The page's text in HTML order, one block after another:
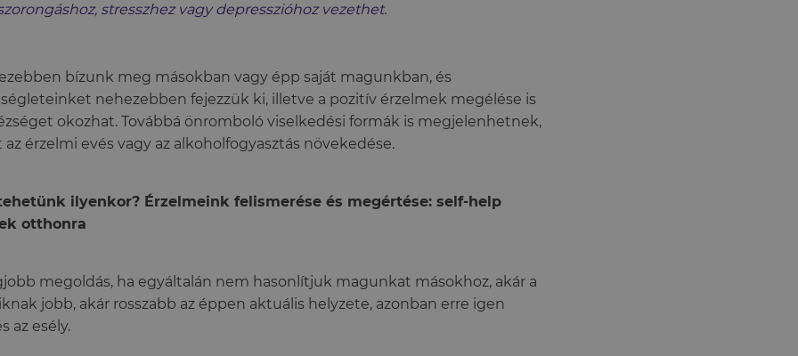
stresszhez vagy depresszióhoz vezethet.
bízunk meg másokban vagy épp saját magunkban, és
nehezebben fejezzük ki, illetve a pozitív érzelmek megélése is
okozhat. Továbbá önromboló viselkedési formák is megjelenhetnek,
érzelmi evés vagy az alkoholfogyasztás növekedése.
ilyenkor? Érzelmeink felismerése és megértése: self-help
otthonra
megoldás, ha egyáltalán nem hasonlítjuk magunkat másokhoz, akár a
jobb, akár rosszabb az éppen aktuális helyzete, azonban erre igen
az esély.